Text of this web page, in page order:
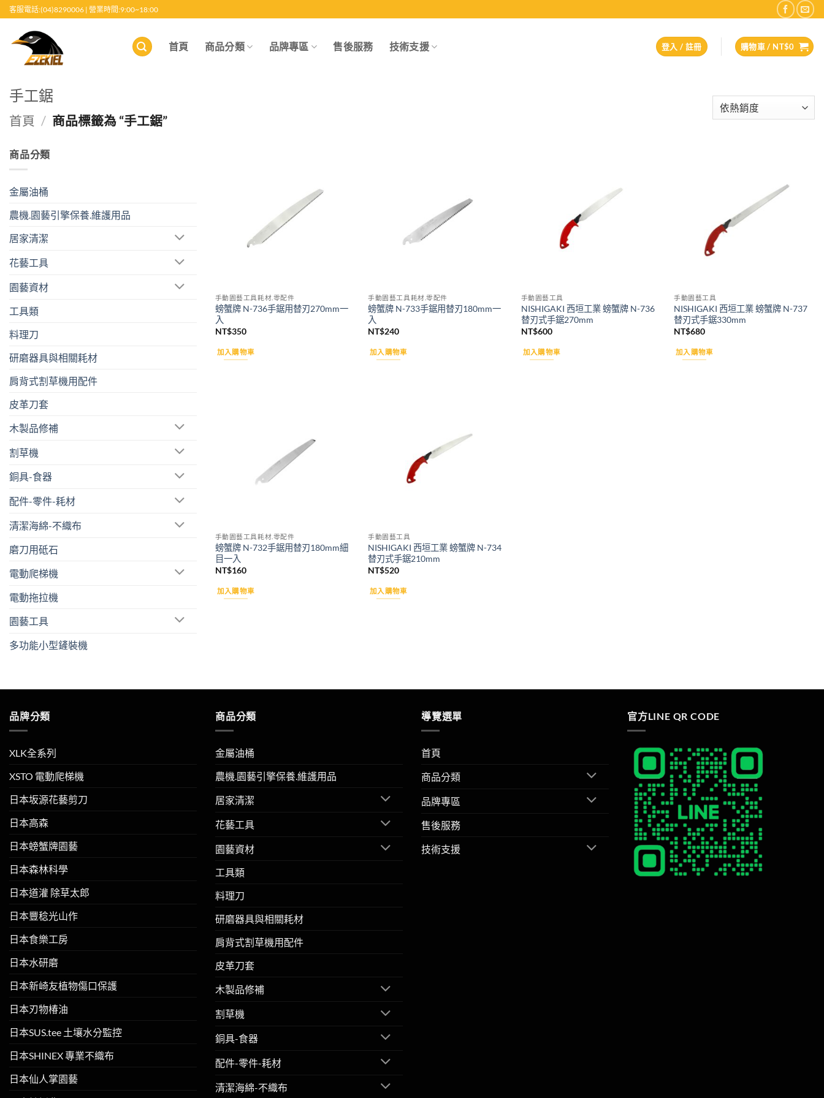
至
客服電話:(04)8290006 | 營業時間:9:00~18:00
首頁 商品分類 品牌專區 售後服務 技術支援 登入 / 註冊 購物車 / NT$0
手工鋸
首頁 / 商品標籤為 “手工鋸”
商品分類
金屬油桶
農機.園藝引擎保養.維護用品
居家清潔
花藝工具
園藝資材
工具類
料理刀
研磨器具與相關耗材
肩背式割草機用配件
皮革刀套
木製品修補
割草機
銅具-食器
配件-零件-耗材
清潔海綿-不織布
磨刀用砥石
電動爬梯機
電動拖拉機
園藝工具
多功能小型鏟裝機
手動園藝工具耗材.零配件
螃蟹牌 N-736手鋸用替刃270mm一
入
NT$350
加入購物車
手動園藝工具耗材.零配件
螃蟹牌 N-733手鋸用替刃180mm一
入
NT$240
加入購物車
手動園藝工具
NISHIGAKI 西垣工業 螃蟹牌 N-736
替刃式手鋸270mm
NT$600
加入購物車
wishlist
手動園藝工具
NISHIGAKI 西垣工業 螃蟹牌 N-737
替刃式手鋸330mm
NT$680
加入購物車
手動園藝工具耗材.零配件
螃蟹牌 N-732手鋸用替刃180mm細
目一入
NT$160
加入購物車
手動園藝工具
NISHIGAKI 西垣工業 螃蟹牌 N-734
替刃式手鋸210mm
NT$520
加入購物車
品牌分類
XLK全系列
XSTO 電動爬梯機
日本坂源花藝剪刀
日本高森
日本螃蟹牌園藝
日本森林科學
日本道灌 除草太郎
日本豐稔光山作
日本食樂工房
日本水研磨
日本新崎友植物傷口保護
日本刃物椿油
日本SUS.tee 土壤水分監控
日本SHINEX 專業不織布
日本仙人掌園藝
商品分類
金屬油桶
農機.園藝引擎保養.維護用品
居家清潔
花藝工具
園藝資材
工具類
料理刀
研磨器具與相關耗材
肩背式割草機用配件
皮革刀套
木製品修補
割草機
銅具-食器
配件-零件-耗材
清潔海綿-不織布
導覽選單
首頁
商品分類
品牌專區
售後服務
技術支援
官方LINE QR CODE